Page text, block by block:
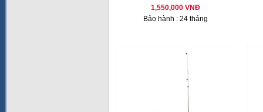
1,550,000 VNĐ
Bảo hành : 24 tháng